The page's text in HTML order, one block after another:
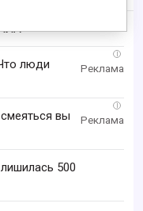
i
люди
i
вы
500